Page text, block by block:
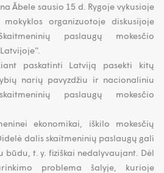
Ābele sausio 15 d. Rygoje vykusioje
mokyklos organizuotoje diskusijoje
paslaugų mokesčio
paskatinti Latviją pasekti kitų
narių pavyzdžiu ir nacionaliniu
paslaugų mokesčio
ekonomikai, iškilo mokesčių
dalis skaitmeninių paslaugų gali
t. y. fiziškai nedalyvaujant. Dėl
problema šalyje, kurioje